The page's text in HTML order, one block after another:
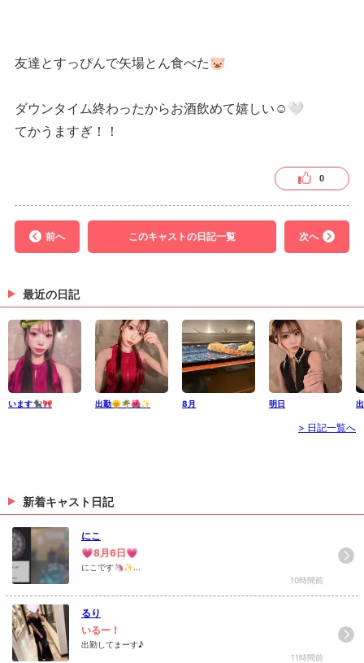
友達とすっぴんで矢場とん食べた🐷
ダウンタイム終わったからお酒飲めて嬉しい☺️🤍
てかうますぎ！！
0
前へ このキャストの日記一覧 次へ
最近の日記
います🐈‍⬛🎀 出勤🌞🌴🌺✨ 8月 明日
> 日記一覧へ
新着キャスト日記
にこ
💗8月6日💗
にこです🦄✨...
10時間前
るり
いるー！
出勤してまーす♪
11時間前